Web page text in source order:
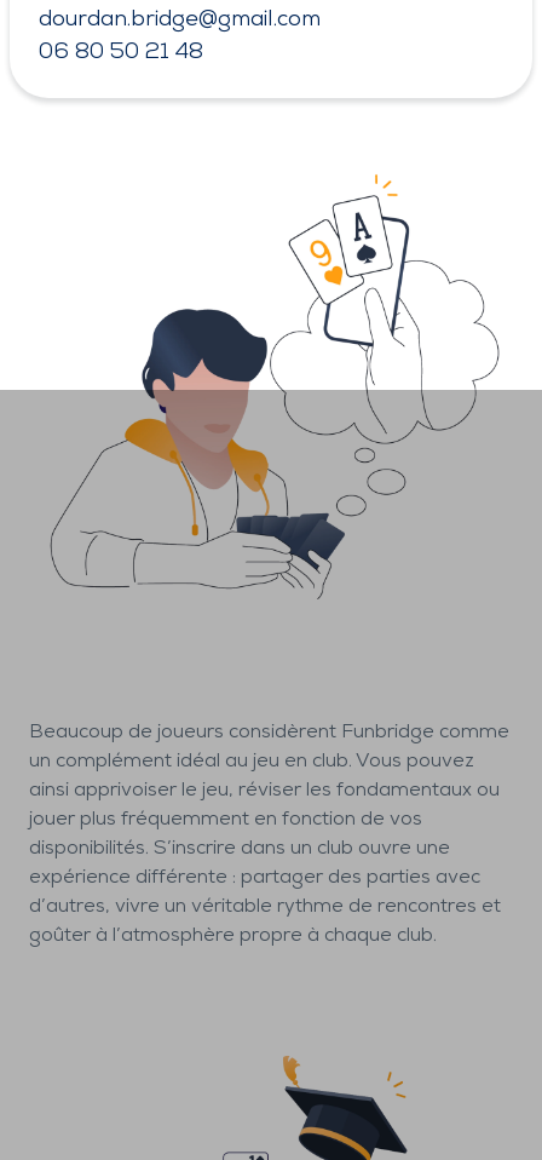
dourdan.bridge@gmail.com
06 80 50 21 48
Beaucoup de joueurs considèrent Funbridge comme
un complément idéal au jeu en club. Vous pouvez
ainsi apprivoiser le jeu, réviser les fondamentaux ou
jouer plus fréquemment en fonction de vos
disponibilités. S’inscrire dans un club ouvre une
expérience différente : partager des parties avec
d’autres, vivre un véritable rythme de rencontres et
goûter à l’atmosphère propre à chaque club.